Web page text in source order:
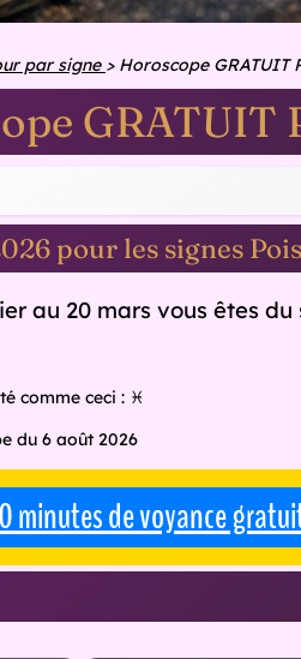
par signe > Horoscope GRATUIT
GRATUIT
pour les signes
au 20 mars vous êtes
comme ceci : ♓
du 6 août 2026
minutes de voyance